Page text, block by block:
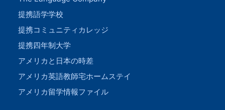
提携語学学校
提携コミュニティカレッジ
提携四年制大学
アメリカと日本の時差
アメリカ英語教師宅ホームステイ
アメリカ留学情報ファイル